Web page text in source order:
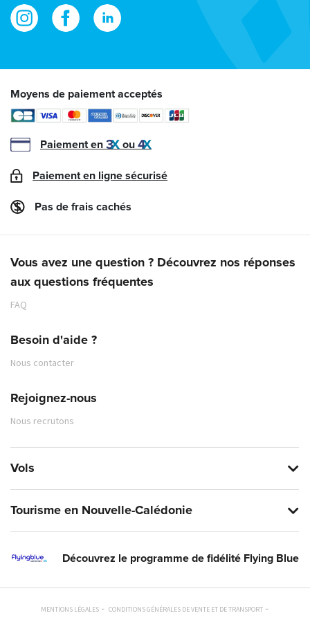
Moyens de paiement acceptés
Paiement en ou
Paiement en ligne sécurisé
Pas de frais cachés
Vous avez une question ? Découvrez nos réponses
aux questions fréquentes
FAQ
Besoin d'aide ?
Nous contacter
Rejoignez-nous
Nous recrutons
Vols
Tourisme en Nouvelle-Calédonie
Découvrez le programme de fidélité Flying Blue
MENTIONS LÉGALES CONDITIONS GÉNÉRALES DE VENTE ET DE TRANSPORT